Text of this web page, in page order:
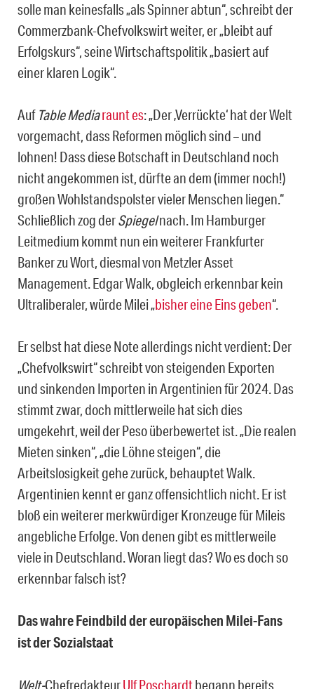
solle man keinesfalls „als Spinner abtun“, schreibt der
Commerzbank-Chefvolkswirt weiter, er „bleibt auf
Erfolgskurs“, seine Wirtschaftspolitik „basiert auf
einer klaren Logik“.
Auf Table Mediaraunt es: „Der ‚Verrückte‘ hat der Welt
vorgemacht, dass Reformen möglich sind – und
lohnen! Dass diese Botschaft in Deutschland noch
nicht angekommen ist, dürfte an dem (immer noch!)
großen Wohlstandspolster vieler Menschen liegen.“
Schließlich zog derSpiegelnach. Im Hamburger
Leitmedium kommt nun ein weiterer Frankfurter
Banker zu Wort, diesmal von Metzler Asset
Management. Edgar Walk, obgleich erkennbar kein
Ultraliberaler, würde Milei „bisher eine Eins geben“.
Er selbst hat diese Note allerdings nicht verdient: Der
„Chefvolkswirt“ schreibt von steigenden Exporten
und sinkenden Importen in Argentinien für 2024. Das
stimmt zwar, doch mittlerweile hat sich dies
umgekehrt, weil der Peso überbewertet ist. „Die realen
Mieten sinken“, „die Löhne steigen“, die
Arbeitslosigkeit gehe zurück, behauptet Walk.
Argentinien kennt er ganz offensichtlich nicht. Er ist
bloß ein weiterer merkwürdiger Kronzeuge für Mileis
angebliche Erfolge. Von denen gibt es mittlerweile
viele in Deutschland. Woran liegt das? Wo es doch so
erkennbar falsch ist?
Das wahre Feindbild der europäischen Milei-Fans
ist der Sozialstaat
Welt-ChefredakteurUlf Poschardtbegann bereits